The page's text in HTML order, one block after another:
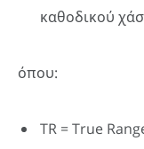
καθοδικού
όπου:
TR = True